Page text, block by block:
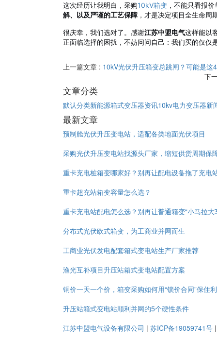
这次经历让我明白，采购10kV箱变 ，不能只看报
解、以及严谨的工艺保障 ，才是决定项目全生命周
很庆幸，我们选对了。感谢江苏中盟电气这样能以
正面临选择的困扰，不妨问问自己：我们买的仅仅
上一篇文章 : 10kV光伏升压箱变总跳闸？可能是这
下
文章分类
默认分类新能源箱式变压器资讯10kv电力变压器新
最新文章
预制舱光伏升压变电站，适配各类地面光伏项目
采购光伏升压变电站找源头厂家，缩短供货周期保
重卡充电桩箱变哪家好？别再让配电设备拖了充电
重卡超充站箱变容量怎么选？
重卡充电站配电怎么选？别再让普通箱变“小马拉大
分布式光伏欧式箱变，为工商业并网而生
工商业光伏发电配套箱式变电站生产厂家推荐
渔光互补项目升压站箱式变电站配置方案
铜价一天一个价，箱变采购如何用“锁价合同”保住
升压站箱式变电站顺利并网的5个硬性条件
江苏中盟电气设备有限公司 | 苏ICP备19059741号